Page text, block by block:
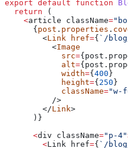
export default function
  return
(
    <
article className=
      {
post . properties .
        <
Link href={ `/
          <
Image
            src
=
            alt
=
            width
={ 400 }
            height
={ 250 }
            className
="w-
          />
        </
Link>
      )}
      <
div className="p-4"
        <
Link href={ `/